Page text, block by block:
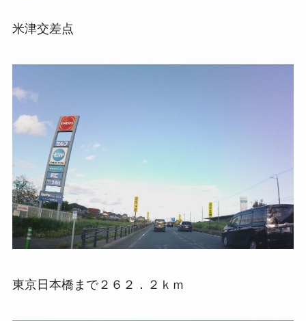
米津交差点
東京日本橋まで２６２．２ｋｍ